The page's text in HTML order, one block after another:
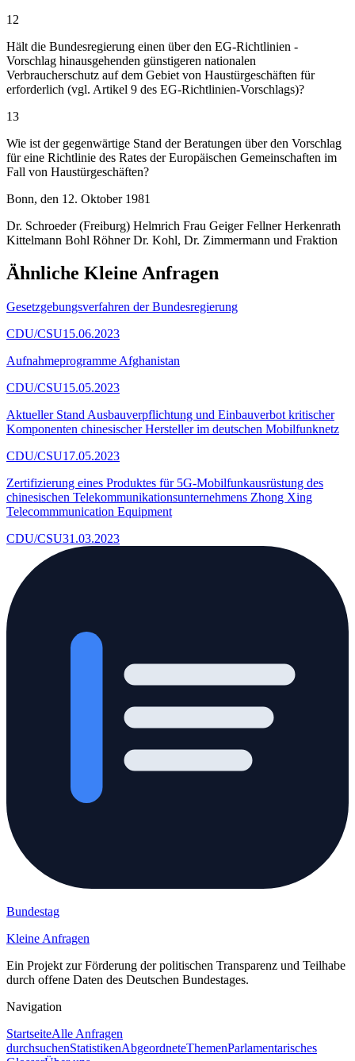
12
Hält die Bundesregierung einen über den EG-Richtlinien -
Vorschlag hinausgehenden günstigeren nationalen
Verbraucherschutz auf dem Gebiet von Haustürgeschäften für
erforderlich (vgl. Artikel 9 des EG-Richtlinien-Vorschlags)?
13
Wie ist der gegenwärtige Stand der Beratungen über den Vorschlag
für eine Richtlinie des Rates der Europäischen Gemeinschaften im
Fall von Haustürgeschäften?
Bonn, den 12. Oktober 1981
Dr. Schroeder (Freiburg) Helmrich Frau Geiger Fellner Herkenrath
Kittelmann Bohl Röhner Dr. Kohl, Dr. Zimmermann und Fraktion
Ähnliche Kleine Anfragen
Gesetzgebungsverfahren der Bundesregierung
CDU/CSU15.06.2023
Aufnahmeprogramme Afghanistan
CDU/CSU15.05.2023
Aktueller Stand Ausbauverpflichtung und Einbauverbot kritischer
Komponenten chinesischer Hersteller im deutschen Mobilfunknetz
CDU/CSU17.05.2023
Zertifizierung eines Produktes für 5G-Mobilfunkausrüstung des
chinesischen Telekommunikationsunternehmens Zhong Xing
Telecommmunication Equipment
CDU/CSU31.03.2023
Bundestag
Kleine Anfragen
Ein Projekt zur Förderung der politischen Transparenz und Teilhabe
durch offene Daten des Deutschen Bundestages.
Navigation
StartseiteAlle Anfragen
durchsuchenStatistikenAbgeordneteThemenParlamentarisches